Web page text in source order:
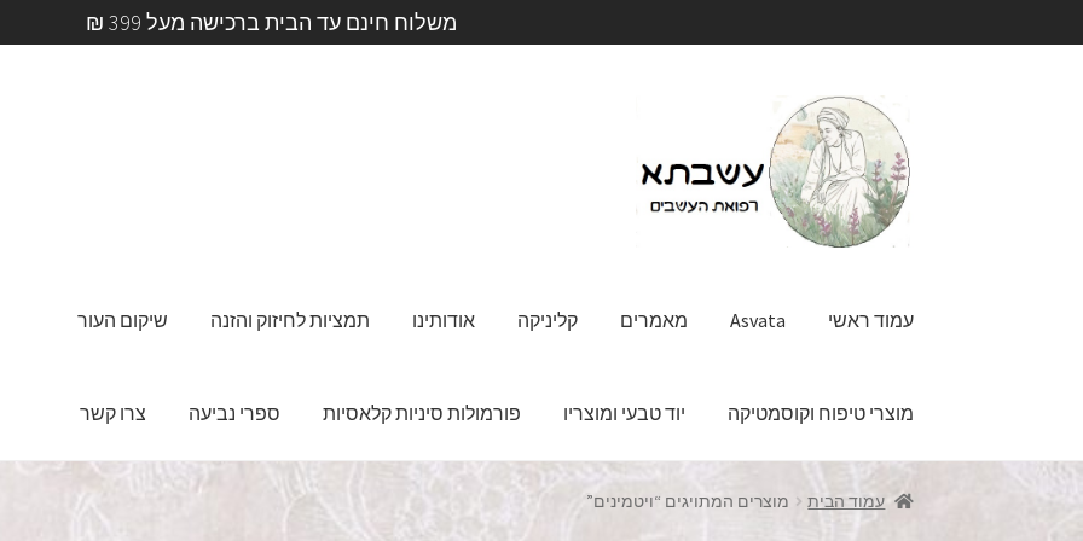
משלוח חינם עד הבית ברכישה מעל 399 ₪
לניווט
לדלג
לתוכן
עמוד ראשי Asvata מאמרים קליניקה אודותינו תמציות לחיזוק והזנה שיקום העור
מוצרי טיפוח וקוסמטיקה יוד טבעי ומוצריו פורמולות סיניות קלאסיות ספרי נביעה צרו קשר
עמוד הבית מוצרים המתויגים “ויטמינים”